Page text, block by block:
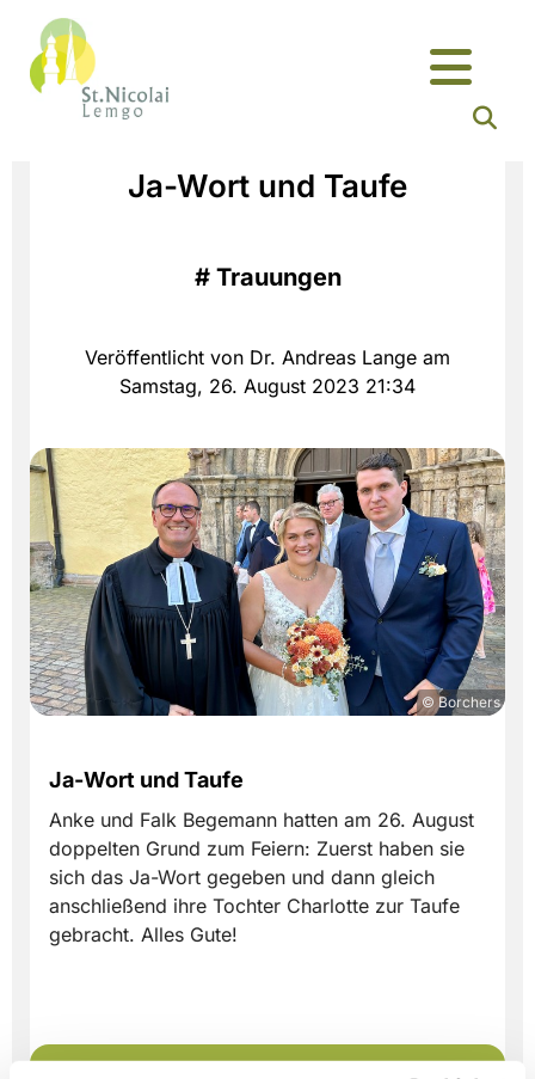
Ja-Wort und Taufe
# Trauungen
Veröffentlicht von Dr. Andreas Lange am
Samstag, 26. August 2023 21:34
© Borchers
Ja-Wort und Taufe
Anke und Falk Begemann hatten am 26. August
doppelten Grund zum Feiern: Zuerst haben sie
sich das Ja-Wort gegeben und dann gleich
anschließend ihre Tochter Charlotte zur Taufe
gebracht. Alles Gute!